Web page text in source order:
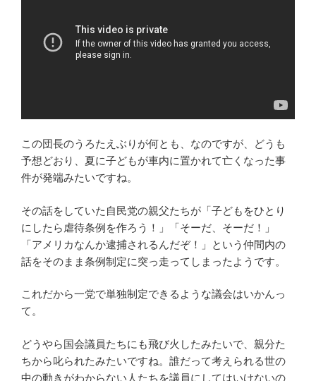
この団長のうろたえぶりが何とも、なのですが、どうも
予想どおり、夏に子どもが車内に置かれて亡くなった事
件が発端みたいですね。
その話をしていた自民党の親父たちが「子どもをひとり
にしたら虐待条例を作ろう！」「そーだ、そーだ！」
「アメリカなんか逮捕されるんだぞ！」という仲間内の
話をそのまま条例制定に突っ走ってしまったようです。
これだから一党で単独制定できるような議会はいかんっ
て。
どうやら国会議員たちにも飛び火したみたいで、親分た
ちから叱られたみたいですね。誰だって考えられる世の
中の動きがわからない人たちを議員にしてはいけないの